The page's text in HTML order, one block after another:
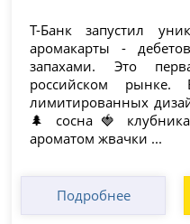
Т-Банк запустил
аромакарты -
запахами. Это
российском
лимитированных
🌲 сосна 🍓
ароматом жвачки ...
Подробнее